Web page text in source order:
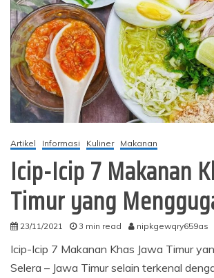
Artikel Informasi Kuliner Makanan
Icip-Icip 7 Makanan
Timur yang
23/11/2021 3 min read nipkgewqry659as
Icip-Icip 7 Makanan Khas Jawa Timur
Selera – Jawa Timur selain terkenal